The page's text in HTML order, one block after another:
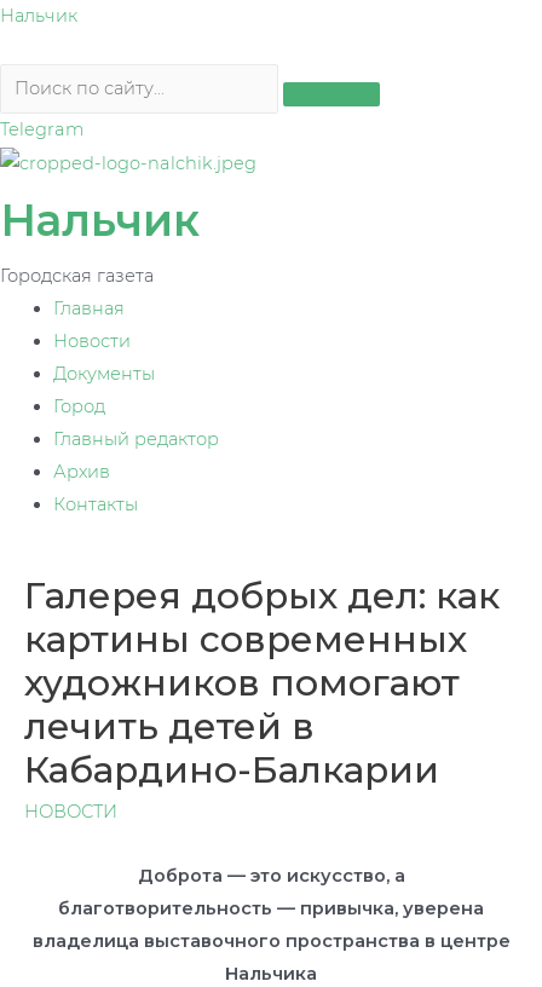
Перейти
содержимому
Нальчик
Telegram
Нальчик
Городская газета
Главная
Новости
Документы
Город
Главный редактор
Архив
Контакты
Галерея добрых дел: как
картины современных
художников помогают
лечить детей в
Кабардино-Балкарии
НОВОСТИ
Доброта — это искусство, а
благотворительность — привычка, уверена
владелица выставочного пространства в центре
Нальчика